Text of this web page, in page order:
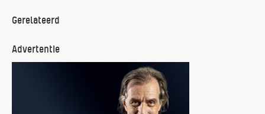
Gerelateerd
Advertentie